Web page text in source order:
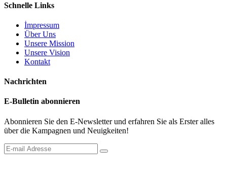
Schnelle Links
İmpressum
Über Uns
Unsere Mission
Unsere Vision
Kontakt
Nachrichten
E-Bulletin abonnieren
Abonnieren Sie den E-Newsletter und erfahren Sie als Erster alles
über die Kampagnen und Neuigkeiten!